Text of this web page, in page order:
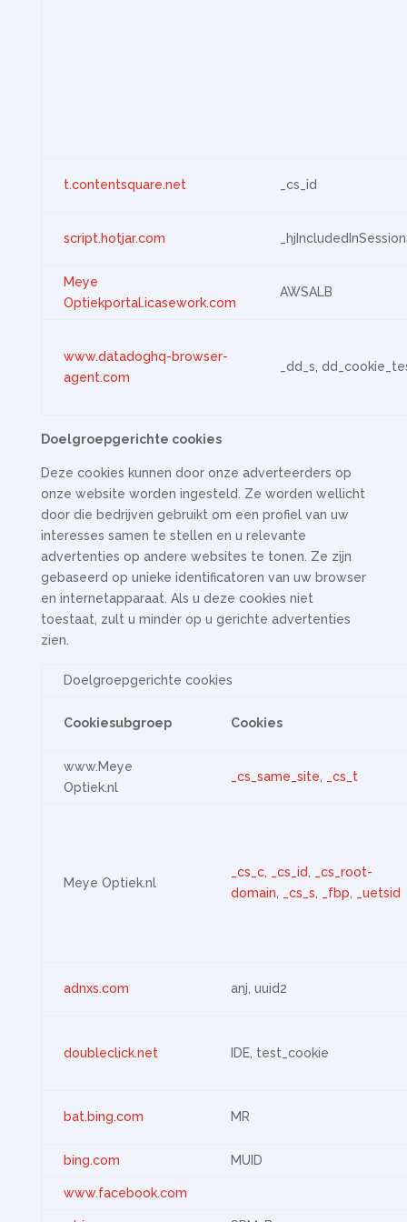
t.contentsquare.net _cs_id
script.hotjar.com
Meye
Optiekportal.icasework.com
AWSALB
www.datadoghq-browser-
agent.com
_dd_s,
Doelgroepgerichte cookies
Deze cookies kunnen door onze adverteerders op
onze website worden ingesteld. Ze worden wellicht
door die bedrijven gebruikt om een profiel van uw
interesses samen te stellen en u relevante
advertenties op andere websites te tonen. Ze zijn
gebaseerd op unieke identificatoren van uw browser
en internetapparaat. Als u deze cookies niet
toestaat, zult u minder op u gerichte advertenties
zien.
Doelgroepgerichte cookies
Cookiesubgroep Cookies
www.Meye
Optiek.nl
_cs_same_site _cs_t
Meye Optiek.nl
_cs_c, _cs_id
_cs_root-
domain
_cs_s _fbp _uetsid
adnxs.com anj, uuid2
doubleclick.net IDE, test_cookie
bat.bing.com MR
bing.com MUID
www.facebook.com